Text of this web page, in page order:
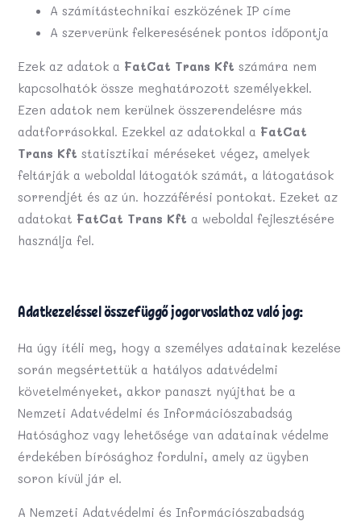
A számítástechnikai eszközének IP címe
A szerverünk felkeresésének pontos időpontja
Ezek az adatok a FatCat Trans Kftszámára nem
kapcsolhatók össze meghatározott személyekkel.
Ezen adatok nem kerülnek összerendelésre más
adatforrásokkal. Ezekkel az adatokkal a FatCat
Trans Kftstatisztikai méréseket végez, amelyek
feltárják a weboldal látogatók számát, a látogatások
sorrendjét és az ún. hozzáférési pontokat. Ezeket az
adatokat FatCat Trans Kft a weboldal fejlesztésére
használja fel.
Adatkezeléssel összefüggő jogorvoslathoz való jog:
Ha úgy ítéli meg, hogy a személyes adatainak kezelése
során megsértettük a hatályos adatvédelmi
követelményeket, akkor panaszt nyújthat be a
Nemzeti Adatvédelmi és Információszabadság
Hatósághoz vagy lehetősége van adatainak védelme
érdekében bírósághoz fordulni, amely az ügyben
soron kívül jár el.
A Nemzeti Adatvédelmi és Információszabadság